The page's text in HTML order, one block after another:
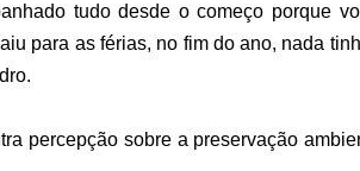
tudo desde o começo porque
para as férias, no fim do ano, nada
percepção sobre a preservação